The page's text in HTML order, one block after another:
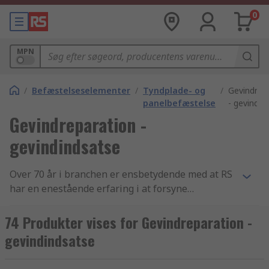
0
MPN
/ Befæstelseselementer / Tyndplade- og
panelbefæstelse
/
-
Gevindreparation -
gevindindsatse
Over 70 år i branchen er ensbetydende med at RS
har en enestående erfaring i at forsyne
gevindindsatse artikler og
elektronikkomponenter. Vi yder support til
teknikere i hele verden gennem distribution af
74 Produkter vises for Gevindreparation -
gevindindsatse